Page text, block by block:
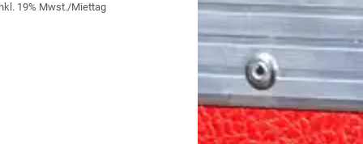
19% Mwst./Miettag